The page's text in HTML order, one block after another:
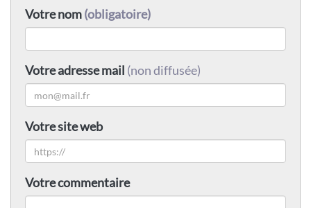
Votre nom(obligatoire)
Votre adresse mail (non diffusée)
Votre site web
Votre commentaire